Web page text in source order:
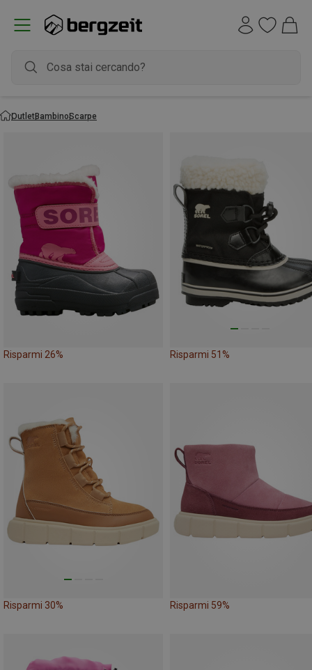
OutletBambinoScarpe
Risparmi 26% Risparmi 51%
Risparmi 30% Risparmi 59%